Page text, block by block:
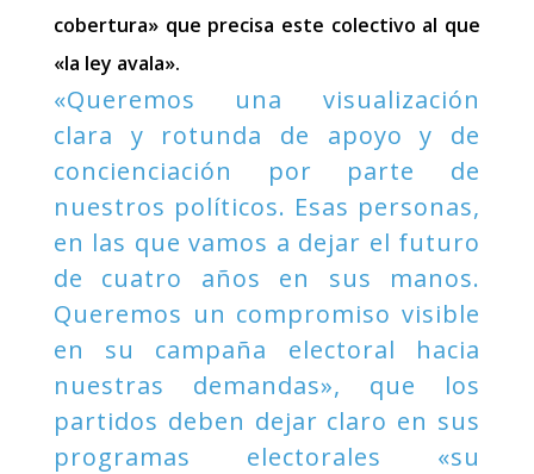
cobertura» que precisa este colectivo al que
«la ley avala».
«Queremos una visualización
clara y rotunda de apoyo y de
concienciación por parte de
nuestros políticos. Esas personas,
en las que vamos a dejar el futuro
de cuatro años en sus manos.
Queremos un compromiso visible
en su campaña electoral hacia
nuestras demandas», que los
partidos deben dejar claro en sus
programas electorales «su